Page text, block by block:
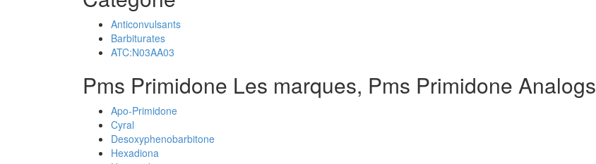
Anticonvulsants
Barbiturates
ATC:N03AA03
Pms Primidone Les marques, Pms Primidone Analogs
Apo-Primidone
Cyral
Desoxyphenobarbitone
Hexadiona